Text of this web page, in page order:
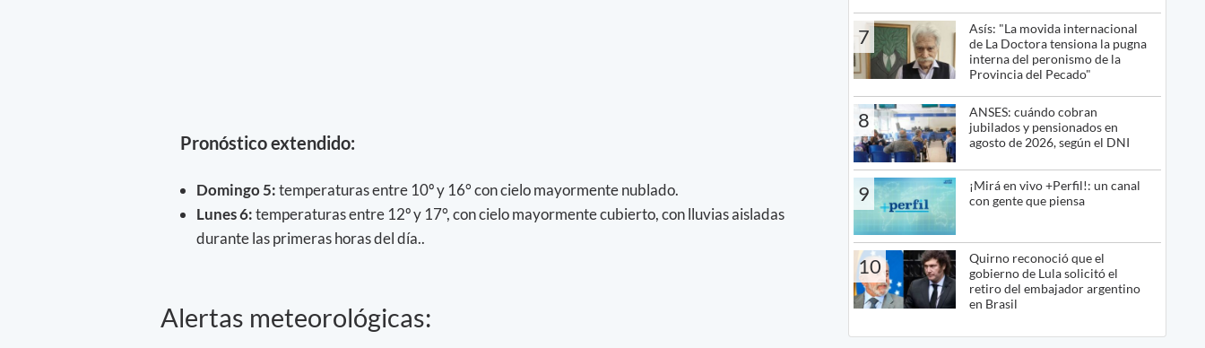
Pronóstico extendido:
Domingo 5:temperaturas entre 10º y 16° con cielo mayormente nublado.
Lunes 6:temperaturas entre 12º y 17°, con cielo mayormente cubierto, con lluvias aisladas
durante las primeras horas del día..
Alertas meteorológicas:
7
Asís: "La movida internacional
de La Doctora tensiona la pugna
interna del peronismo de la
Provincia del Pecado"
8
ANSES: cuándo cobran
jubilados y pensionados en
agosto de 2026, según el DNI
9
¡Mirá en vivo +Perfil!: un canal
con gente que piensa
10
Quirno reconoció que el
gobierno de Lula solicitó el
retiro del embajador argentino
en Brasil